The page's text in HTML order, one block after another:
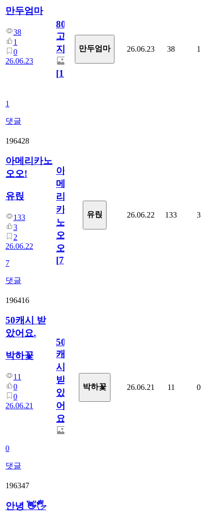
만두엄마
38
1
0
26.06.23
1
댓글
800
고
지.
[1]
만두엄마 26.06.23 38 1
196428
아메리카노
오오!
유릱
133
3
2
26.06.22
7
댓글
아
메
리
카
노
오
오!
[7]
유릱 26.06.22 133 3
196416
50캐시 받
았어요.
박하꽃
11
0
0
26.06.21
0
댓글
50
캐
시
받
았
어
요.
박하꽃 26.06.21 11 0
196347
안녕 👋🖐